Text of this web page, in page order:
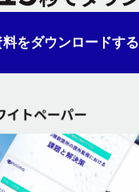
料をダウンロードする